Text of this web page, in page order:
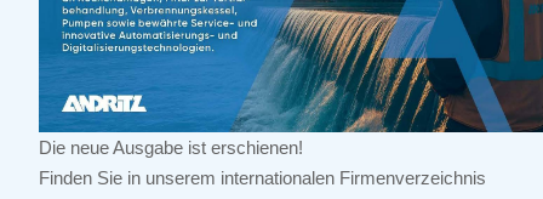
Die neue Ausgabe ist erschienen!
Finden Sie in unserem internationalen Firmenverzeichnis